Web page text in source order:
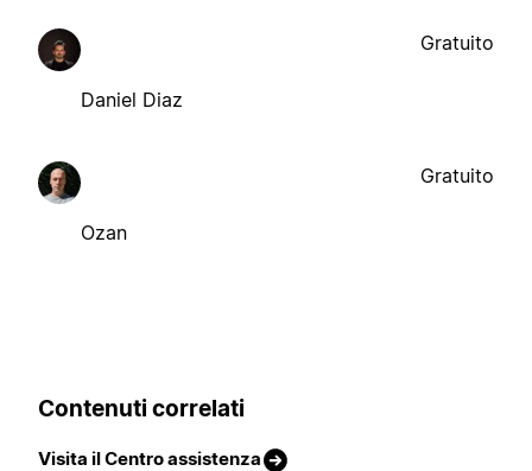
Daniel Diaz
Gratuito
Ozan
Gratuito
Contenuti correlati
Visita il Centro assistenza